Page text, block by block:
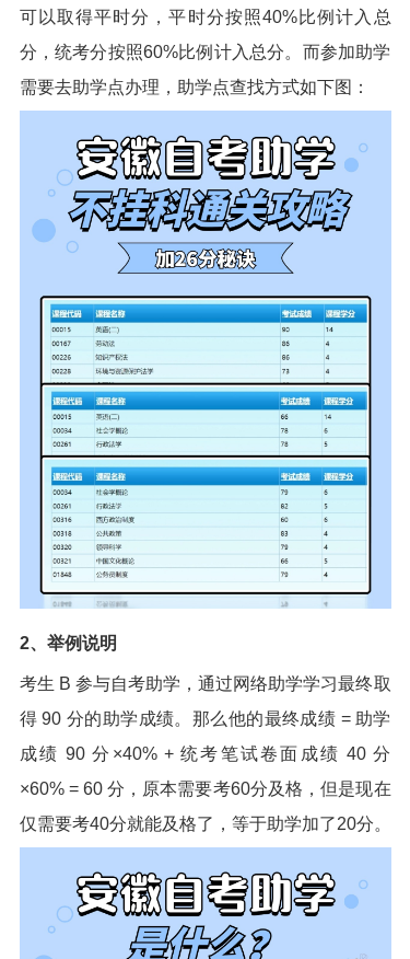
可以取得平时分，平时分按照40%比例计入总
分，统考分按照60%比例计入总分。而参加助学
需要去助学点办理，助学点查找方式如下图：
2、举例说明
考生 B 参与自考助学，通过网络助学学习最终取
得 90 分的助学成绩。那么他的最终成绩 = 助学
成绩 90 分×40% + 统考笔试卷面成绩 40 分
×60% = 60 分，原本需要考60分及格，但是现在
仅需要考40分就能及格了，等于助学加了20分。